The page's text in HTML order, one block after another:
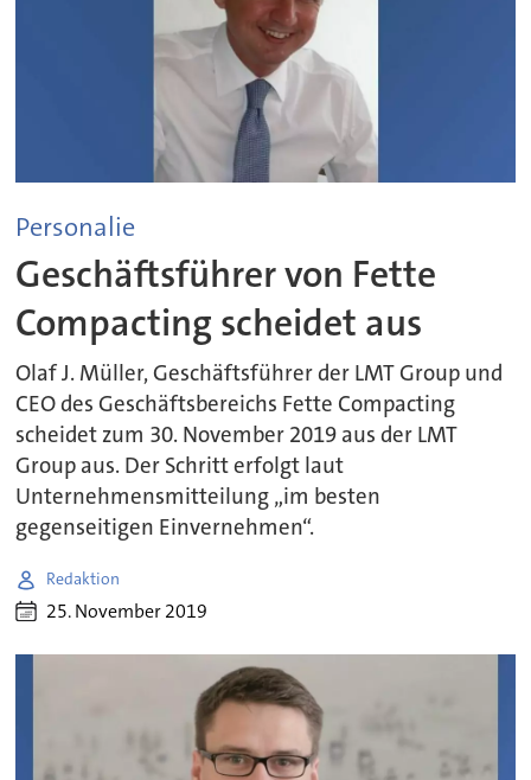
Personalie
Geschäftsführer von Fette
Compacting scheidet aus
Olaf J. Müller, Geschäftsführer der LMT Group und
CEO des Geschäftsbereichs Fette Compacting
scheidet zum 30. November 2019 aus der LMT
Group aus. Der Schritt erfolgt laut
Unternehmensmitteilung „im besten
gegenseitigen Einvernehmen“.
Redaktion
25. November 2019